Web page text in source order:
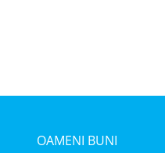
OAMENI BUNI